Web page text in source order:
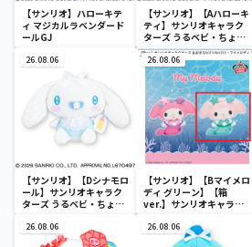
【サンリオ】ハローキテ
ィ マジカルラベンダード
ールGJ
【サンリオ】【Aハローキ
ティ】サンリオキャラク
ターズ うるベビ・ちょい
デカドール
26.08.06
【サンリオ】【Dシナモロ
ール】サンリオキャラク
ターズ うるベビ・ちょい
26.08.06
【サンリオ】【Bマイメロ
ディ グリーン】【箱
ver.】サンリオキャラク
SOFVIMATES～マイメロ
ディ マーメイドver. ～
26.08.06 26.08.06